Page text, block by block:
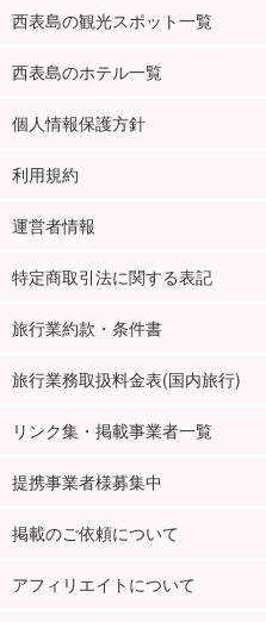
西表島の観光スポット一覧
西表島のホテル一覧
個人情報保護方針
利用規約
運営者情報
特定商取引法に関する表記
旅行業約款・条件書
旅行業務取扱料金表(国内旅行)
リンク集・掲載事業者一覧
提携事業者様募集中
掲載のご依頼について
アフィリエイトについて